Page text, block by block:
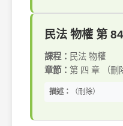
民法 物權 第
課程： 民法 物權
章節： 第 四 章 （刪
描述： （刪除）